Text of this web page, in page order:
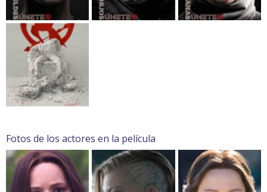
Fotos de los actores en la película